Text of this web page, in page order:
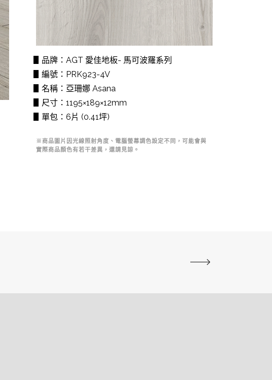
▋品牌：AGT 愛佳地板- 馬可波羅系列
▋編號：PRK923-4V
▋名稱：亞珊娜 Asana
▋尺寸：1195×189×12mm
▋單包：6片 (0.41坪)
※商品圖片因光線照射角度、電腦螢幕調色設定不同，可能會與
實際商品顏色有若干差異，還請見諒。